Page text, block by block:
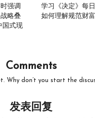
强调
略叠
国式现
学习《决定》每日
如何理解规范财
Comments
Why don’t you start the
发表回复